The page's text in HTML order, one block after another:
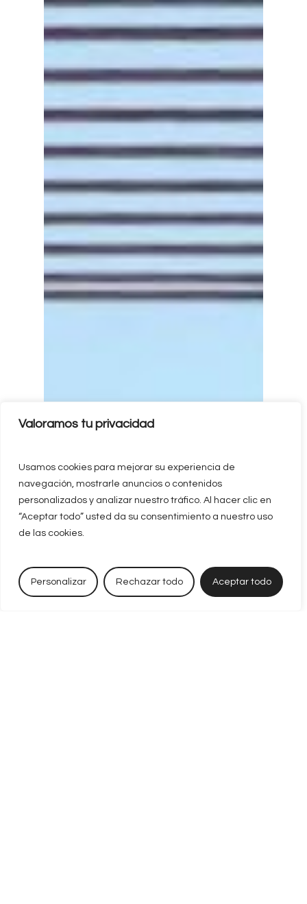
Valoramos tu privacidad
Usamos cookies para mejorar su experiencia de
navegación, mostrarle anuncios o contenidos
personalizados y analizar nuestro tráfico. Al hacer clic en
“Aceptar todo” usted da su consentimiento a nuestro uso
de las cookies.
Personalizar Rechazar todo Aceptar todo